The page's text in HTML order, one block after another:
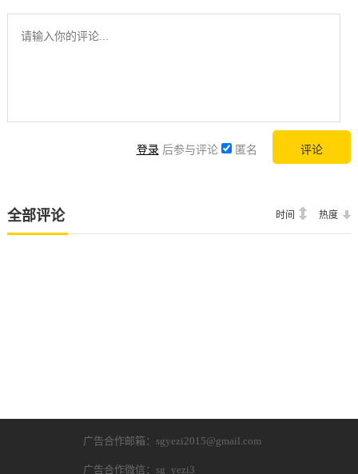
登录 后参与评论 匿名
全部评论 时间 热度
广告合作邮箱：sgyezi2015@gmail.com
广告合作微信：sg_yezi3